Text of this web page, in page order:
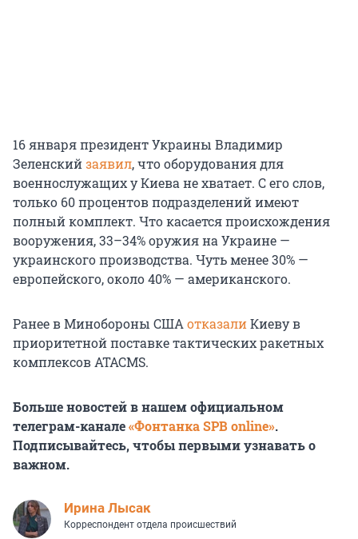
16 января президент Украины Владимир
Зеленскийзаявил, что оборудования для
военнослужащих у Киева не хватает. С его слов,
только 60 процентов подразделений имеют
полный комплект. Что касается происхождения
вооружения, 33–34% оружия на Украине —
украинского производства. Чуть менее 30% —
европейского, около 40% — американского.
Ранее в Минобороны США отказалиКиеву в
приоритетной поставке тактических ракетных
комплексов ATACMS.
Больше новостей в нашем официальном
телеграм-канале«Фонтанка SPB online».
Подписывайтесь, чтобы первыми узнавать о
важном.
Ирина Лысак
Корреспондент отдела происшествий